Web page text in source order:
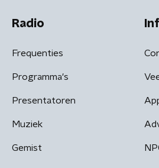
Radio
Frequenties
Programma's
Presentatoren
Muziek
Gemist